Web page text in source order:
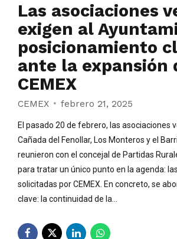
Las asociaciones
exigen al
posicionamiento
ante la expansión
CEMEX
CEMEX febrero 21, 2025
El pasado 20 de febrero, las asociaciones
Cañada del Fenollar, Los Monteros y el
reunieron con el concejal de Partidas
para tratar un único punto en la agenda:
solicitadas por CEMEX. En concreto, se
clave: la continuidad de la...